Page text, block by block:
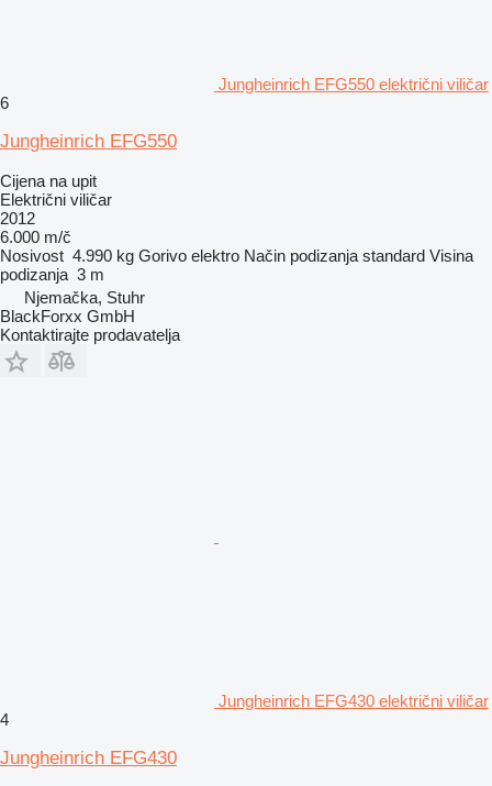
Jungheinrich EFG550 električni viličar
6
Jungheinrich EFG550
Cijena na upit
Električni viličar
2012
6.000 m/č
Nosivost 4.990 kg Gorivo elektro Način podizanja standard Visina
podizanja 3 m
Njemačka, Stuhr
BlackForxx GmbH
Kontaktirajte prodavatelja
Jungheinrich EFG430 električni viličar
4
Jungheinrich EFG430